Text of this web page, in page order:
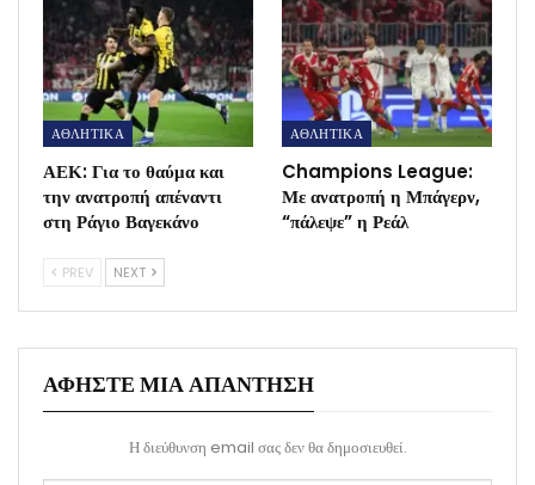
ΑΘΛΗΤΙΚΑ
ΑΕΚ: Για το θαύμα και
την ανατροπή απέναντι
στη Ράγιο Βαγεκάνο
ΑΘΛΗΤΙΚΑ
Champions League:
Με ανατροπή η Μπάγερν,
“πάλεψε” η Ρεάλ
PREV NEXT
ΑΦΉΣΤΕ ΜΙΑ ΑΠΆΝΤΗΣΗ
Η διεύθυνση email σας δεν θα δημοσιευθεί.